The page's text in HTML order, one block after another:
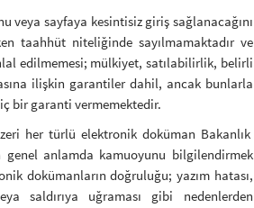
veya sayfaya kesintisiz giriş sağlanacağını
taahhüt niteliğinde sayılmamaktadır ve
edilmemesi; mülkiyet, satılabilirlik, belirli
ilişkin garantiler dahil, ancak bunlarla
bir garanti vermemektedir.
her türlü elektronik doküman Bakanlık
anlamda kamuoyunu bilgilendirmek
dokümanların doğruluğu; yazım hatası,
saldırıya uğraması gibi nedenlerden